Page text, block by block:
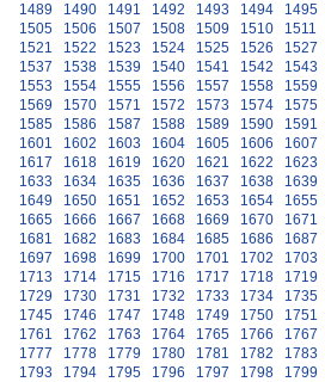
1489
1490 1491 1492 1493 1494 1495
1505
1506 1507 1508 1509 1510 1511
1521
1522 1523 1524 1525 1526 1527
1537
1538 1539 1540 1541 1542 1543
1553
1554 1555 1556 1557 1558 1559
1569
1570 1571 1572 1573 1574 1575
1585
1586 1587 1588 1589 1590 1591
1601
1602 1603 1604 1605 1606 1607
1617
1618 1619 1620 1621 1622 1623
1633
1634 1635 1636 1637 1638 1639
1649
1650 1651 1652 1653 1654 1655
1665
1666 1667 1668 1669 1670 1671
1681
1682 1683 1684 1685 1686 1687
1697
1698 1699 1700 1701 1702 1703
1713
1714 1715 1716 1717 1718 1719
1729
1730 1731 1732 1733 1734 1735
1745
1746 1747 1748 1749 1750 1751
1761
1762 1763 1764 1765 1766 1767
1777
1778 1779 1780 1781 1782 1783
1793
1794 1795 1796 1797 1798 1799